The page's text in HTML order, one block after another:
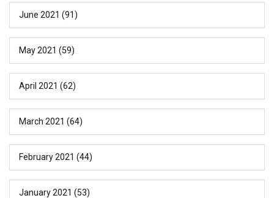
June 2021 (91)
May 2021 (59)
April 2021 (62)
March 2021 (64)
February 2021 (44)
January 2021 (53)